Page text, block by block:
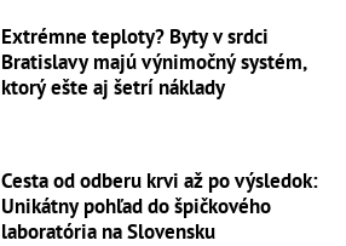
Extrémne teploty? Byty v srdci
Bratislavy majú výnimočný systém,
ktorý ešte aj šetrí náklady
Cesta od odberu krvi až po výsledok:
Unikátny pohľad do špičkového
laboratória na Slovensku